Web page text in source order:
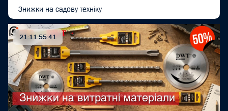
Знижки на садову техніку
21:11:55:40